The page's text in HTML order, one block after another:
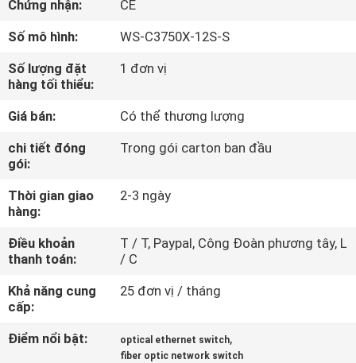
VỀ
CHÚNG
TÔI
CHUYẾN
THAM
QUAN
NHÀ
MÁY
KIỂM
SOÁT
CHẤT
Chứng nhận:
CE
Số mô hình:
WS-C3750X-12S-S
Số lượng đặt
hàng tối thiểu:
1 đơn vị
Giá bán:
Có thể thương lượng
chi tiết đóng
gói:
Trong gói carton ban đầu
Thời gian giao
hàng:
2-3 ngày
Điều khoản
thanh toán:
T / T, Paypal, Công Đoàn phương tây, L
/ C
Khả năng cung
cấp:
25 đơn vị / tháng
Điểm nổi bật: optical ethernet switch,
fiber optic network switch